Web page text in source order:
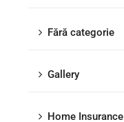
Fără categorie
Gallery
Home Insurance